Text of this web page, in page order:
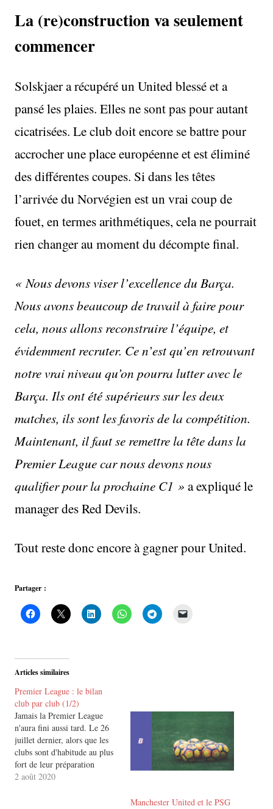
La (re)construction va seulement
commencer
Solskjaer a récupéré un United blessé et a
pansé les plaies. Elles ne sont pas pour autant
cicatrisées. Le club doit encore se battre pour
accrocher une place européenne et est éliminé
des différentes coupes. Si dans les têtes
l’arrivée du Norvégien est un vrai coup de
fouet, en termes arithmétiques, cela ne pourrait
rien changer au moment du décompte final.
« Nous devons viser l’excellence du Barça.
Nous avons beaucoup de travail à faire pour
cela, nous allons reconstruire l’équipe, et
évidemment recruter. Ce n’est qu’en retrouvant
notre vrai niveau qu’on pourra lutter avec le
Barça. Ils ont été supérieurs sur les deux
matches, ils sont les favoris de la compétition.
Maintenant, il faut se remettre la tête dans la
Premier League car nous devons nous
qualifier pour la prochaine C1 » a expliqué le
manager des Red Devils.
Tout reste donc encore à gagner pour United.
Partager :
Articles similaires
Premier League : le bilan
club par club (1/2)
Jamais la Premier League
n'aura fini aussi tard. Le 26
juillet dernier, alors que les
clubs sont d'habitude au plus
fort de leur préparation
estivale, le championnat
2 août 2020
Manchester United et le PSG